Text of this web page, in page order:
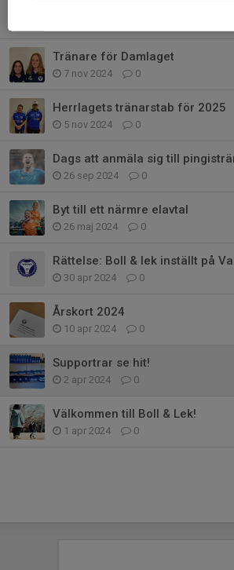
Tränare för Damlaget
7 nov 2024 0
Herrlagets tränarstab för 2025
5 nov 2024 0
Dags att anmäla sig till
26 sep 2024 0
Byt till ett närmre elavtal
26 maj 2024 0
Rättelse: Boll & lek inställt på
30 apr 2024 0
Årskort 2024
10 apr 2024 0
Supportrar se hit!
2 apr 2024 0
Välkommen till Boll & Lek!
1 apr 2024 0